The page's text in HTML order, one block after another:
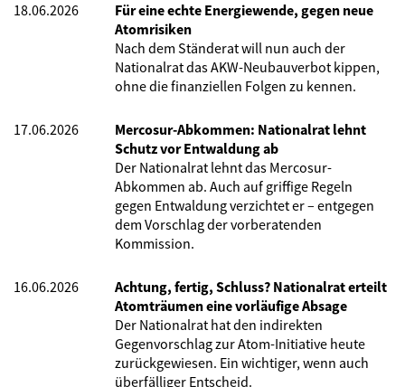
18.06.2026
Für eine echte Energiewende, gegen neue
Atomrisiken
Nach dem Ständerat will nun auch der
Nationalrat das AKW-Neubauverbot kippen,
ohne die finanziellen Folgen zu kennen.
17.06.2026
Mercosur-Abkommen: Nationalrat lehnt
Schutz vor Entwaldung ab
Der Nationalrat lehnt das Mercosur-
Abkommen ab. Auch auf griffige Regeln
gegen Entwaldung verzichtet er – entgegen
dem Vorschlag der vorberatenden
Kommission.
16.06.2026
Achtung, fertig, Schluss? Nationalrat erteilt
Atomträumen eine vorläufige Absage
Der Nationalrat hat den indirekten
Gegenvorschlag zur Atom-Initiative heute
zurückgewiesen. Ein wichtiger, wenn auch
überfälliger Entscheid.